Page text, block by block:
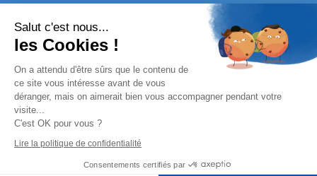
Nos partenaires
Vous souhaitez passer une
commande pour votre école ?
Envoyez un email à l'adresse habituelle ou
complètez le formulaire en ligne.
Remplissez le formulaire
Salut c'est nous...
les Cookies !
On a attendu d'être sûrs que le contenu de
ce site vous intéresse avant de vous
déranger, mais on aimerait bien vous accompagner pendant votre
visite...
C'est OK pour vous ?
Lire la politique de confidentialité
Consentements certifiés par